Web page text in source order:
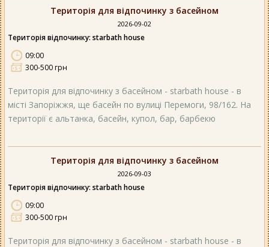
Територія для відпочинку з басейном
2026-09-02
Територія відпочинку: starbath house
09:00
300-500 грн
Територія для відпочинку з басейном - starbath house - в
місті Запоріжжя, ще басейн по вулиці Перемоги, 98/162. На
території є альтанка, басейн, купол, бар, барбекю
Територія для відпочинку з басейном
2026-09-03
Територія відпочинку: starbath house
09:00
300-500 грн
Територія для відпочинку з басейном - starbath house - в